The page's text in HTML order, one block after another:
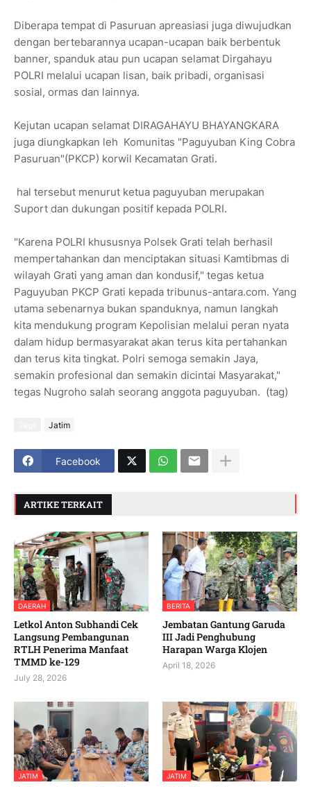
Diberapa tempat di Pasuruan apreasiasi juga diwujudkan
dengan bertebarannya ucapan-ucapan baik berbentuk
banner, spanduk atau pun ucapan selamat Dirgahayu
POLRI melalui ucapan lisan, baik pribadi, organisasi
sosial, ormas dan lainnya.
Kejutan ucapan selamat DIRAGAHAYU BHAYANGKARA
juga diungkapkan leh Komunitas "Paguyuban King Cobra
Pasuruan"(PKCP) korwil Kecamatan Grati.
hal tersebut menurut ketua paguyuban merupakan
Suport dan dukungan positif kepada POLRI.
"Karena POLRI khususnya Polsek Grati telah berhasil
mempertahankan dan menciptakan situasi Kamtibmas di
wilayah Grati yang aman dan kondusif," tegas ketua
Paguyuban PKCP Grati kepada tribunus-antara.com. Yang
utama sebenarnya bukan spanduknya, namun langkah
kita mendukung program Kepolisian melalui peran nyata
dalam hidup bermasyarakat akan terus kita pertahankan
dan terus kita tingkat. Polri semoga semakin Jaya,
semakin profesional dan semakin dicintai Masyarakat,"
tegas Nugroho salah seorang anggota paguyuban. (tag)
Jatim
Facebook
ARTIKE TERKAIT
DAERAH
Letkol Anton Subhandi Cek
Langsung Pembangunan
RTLH Penerima Manfaat
TMMD ke-129
July 28, 2026
BERITA
Jembatan Gantung Garuda
III Jadi Penghubung
Harapan Warga Klojen
April 18, 2026
JATIM JATIM